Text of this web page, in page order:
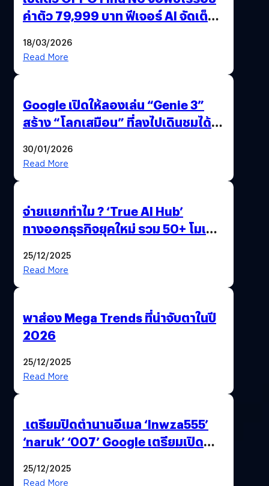
ค่าตัว 79,999 บาท ฟีเจอร์ AI จัดเต็ม
18/03/2026
Read More
Google เปิดให้ลองเล่น “Genie 3”
สร้าง “โลกเสมือน” ที่ลงไปเดินชมได้
30/01/2026
Read More
จ่ายแยกทำไม ? ‘True AI Hub’
ทางออกธุรกิจยุคใหม่ รวม 50+ โมเดล
25/12/2025
Read More
พาส่อง Mega Trends ที่น่าจับตาในปี
2026
25/12/2025
Read More
เตรียมปิดตำนานอีเมล ‘lnwza555’
‘naruk’ ‘007’ Google เตรียมเปิด
25/12/2025
Read More